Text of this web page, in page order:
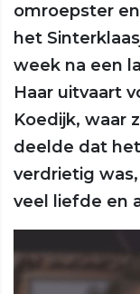
omroepster
het
week na een
Haar uitvaart
Koedijk, waar
deelde dat
verdrietig
veel liefde en